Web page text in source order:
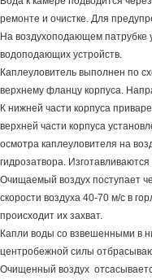
ремонте и очистке. Для
На воздухоподающем патрубке
водоподающих устройств.
Каплеуловитель выполнен по
верхнему фланцу корпуса.
К нижней части корпуса
верхней части корпуса
осмотра каплеуловителя на
гидрозатвора.
Очищаемый воздух поступает
скорости воздуха 40-70 м/с в
происходит их захват.
Капли воды со взвешенными в
центробежной силы
Очищенный воздух